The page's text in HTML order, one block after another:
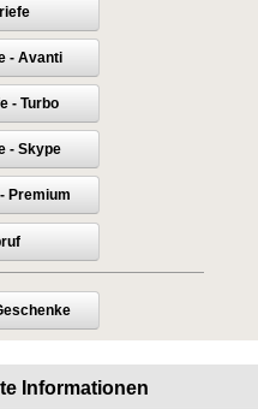
- Avanti
- Turbo
- Skype
Premium
Informationen